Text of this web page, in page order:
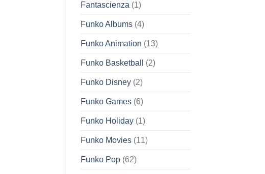
Fantascienza (1)
Funko Albums(4)
Funko Animation (13)
Funko Basketball (2)
Funko Disney(2)
Funko Games(6)
Funko Holiday(1)
Funko Movies(11)
Funko Pop(62)